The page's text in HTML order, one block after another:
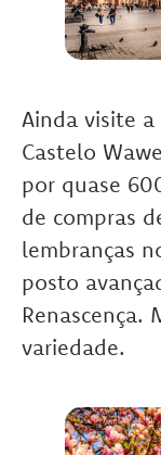
Ainda visite
Castelo
por quase
de compras
lembranças
posto
Renascença.
variedade.